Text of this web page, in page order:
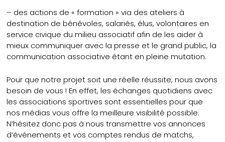
– des actions de « formation » via des ateliers à
destination de bénévoles, salariés, élus, volontaires en
service civique du milieu associatif afin de les aider à
mieux communiquer avec la presse et le grand public, la
communication associative étant en pleine mutation.
Pour que notre projet soit une réelle réussite, nous avons
besoin de vous ! En effet, les échanges quotidiens avec
les associations sportives sont essentielles pour que
nos médias vous offre la meilleure visibilité possible.
N’hésitez donc pas à nous transmettre vos annonces
d’événements et vos comptes rendus de matchs,